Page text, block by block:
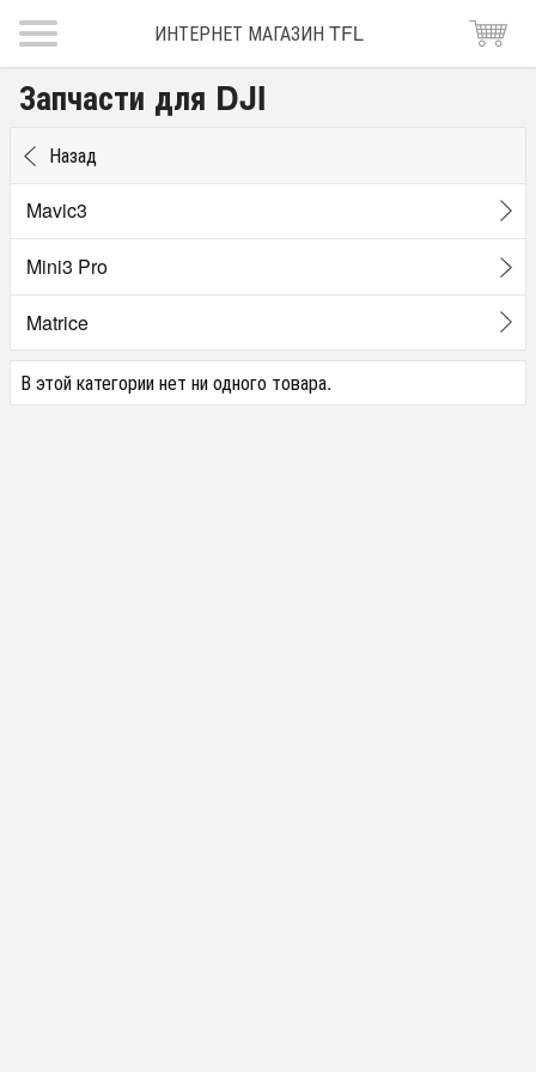
ИНТЕРНЕТ МАГАЗИН TFL
Запчасти для DJI
Назад
Mavic3
Mini3 Pro
Matrice
В этой категории нет ни одного товара.